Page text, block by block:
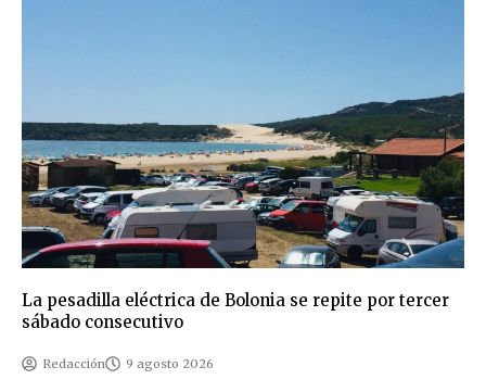
La pesadilla eléctrica de Bolonia se repite por tercer
sábado consecutivo
Redacción 9 agosto 2026